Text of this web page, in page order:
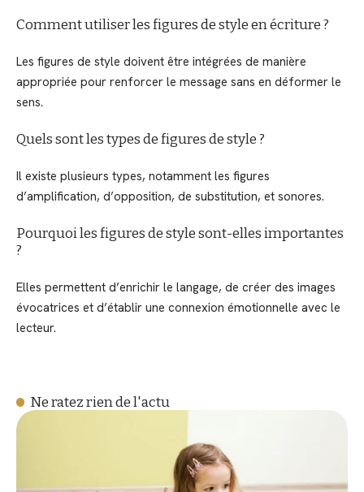
Comment utiliser les figures de style en écriture ?
Les figures de style doivent être intégrées de manière
appropriée pour renforcer le message sans en déformer le
sens.
Quels sont les types de figures de style ?
Il existe plusieurs types, notamment les figures
d’amplification, d’opposition, de substitution, et sonores.
Pourquoi les figures de style sont-elles importantes
?
Elles permettent d’enrichir le langage, de créer des images
évocatrices et d’établir une connexion émotionnelle avec le
lecteur.
Ne ratez rien de l'actu